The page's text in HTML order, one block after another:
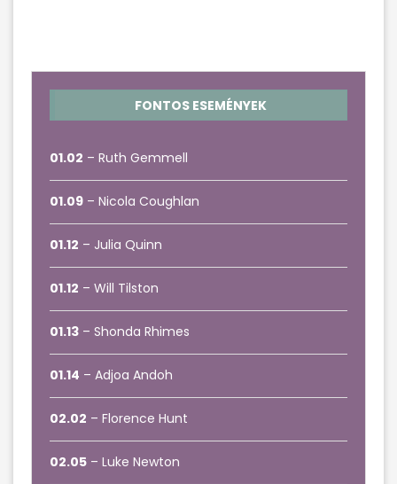
FONTOS ESEMÉNYEK
01.02 – Ruth Gemmell
01.09 – Nicola Coughlan
01.12 – Julia Quinn
01.12 – Will Tilston
01.13 – Shonda Rhimes
01.14 – Adjoa Andoh
02.02 – Florence Hunt
02.05 – Luke Newton